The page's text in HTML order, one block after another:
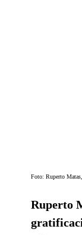
Foto: Ruperto
Ruperto